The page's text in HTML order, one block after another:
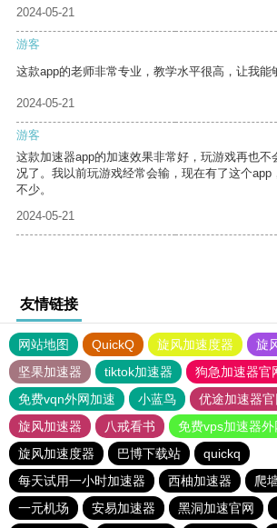
2024-05-21
游客
这款app的老师非常专业，教学水平很高，让我能
2024-05-21
游客
这款加速器app的加速效果非常好，玩游戏再也不
况了。我以前玩游戏经常会输，现在有了这个app
不少。
2024-05-21
友情链接
网站地图 QuickQ 旋风加速度器 旋
坚果加速器
tiktok加速器
狗急加速器官
免费vqn外网加速
小蓝鸟 优途加速器官
旋风加速器
八戒看书
免费vps加速器外
旋风加速度器
巴博下载站
quickq
每天试用一小时加速器
西柚加速器
爬
一元机场
安易加速器 黑洞加速官网